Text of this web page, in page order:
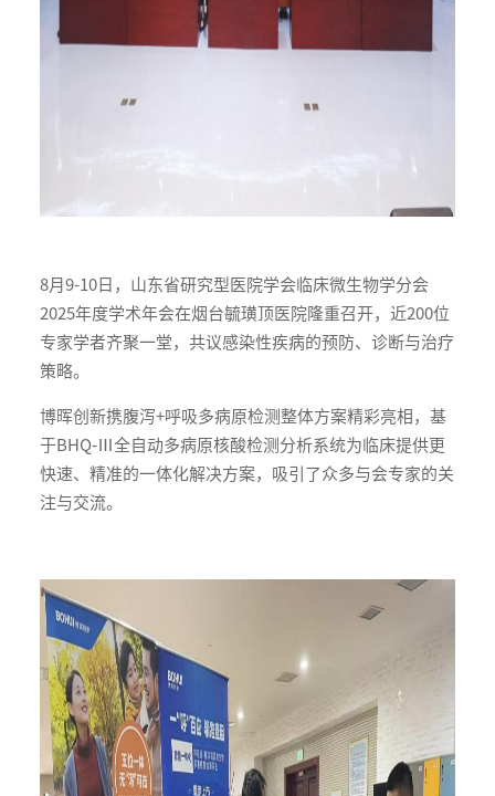
8月9-10日，山东省研究型医院学会临床微生物学分会
2025年度学术年会在烟台毓璜顶医院隆重召开，近200位
专家学者齐聚一堂，共议感染性疾病的预防、诊断与治疗
策略。
博晖创新携腹泻+呼吸多病原检测整体方案精彩亮相，基
于BHQ-Ⅲ全自动多病原核酸检测分析系统为临床提供更
快速、精准的一体化解决方案，吸引了众多与会专家的关
注与交流。